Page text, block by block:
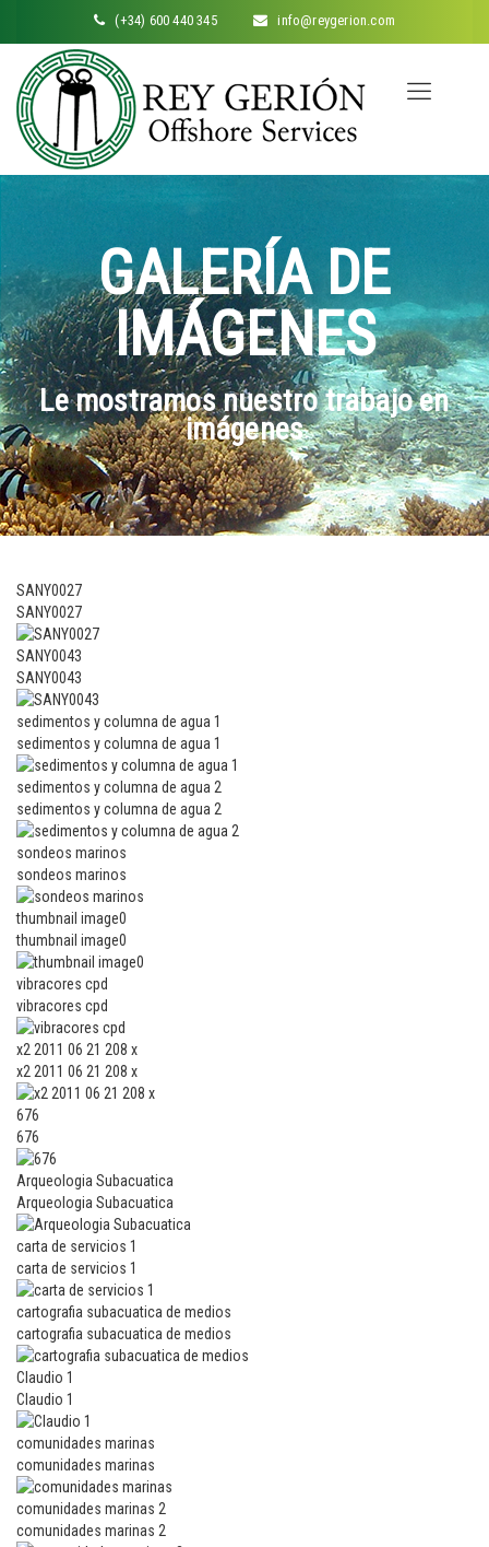
(+34) 600 440 345 info@reygerion.com
GALERÍA DE
IMÁGENES
Le mostramos nuestro trabajo en
imágenes
SANY0027
SANY0027
SANY0043
SANY0043
sedimentos y columna de agua 1
sedimentos y columna de agua 1
sedimentos y columna de agua 2
sedimentos y columna de agua 2
sondeos marinos
sondeos marinos
thumbnail image0
thumbnail image0
vibracores cpd
vibracores cpd
x2 2011 06 21 208 x
x2 2011 06 21 208 x
676
676
Arqueologia Subacuatica
Arqueologia Subacuatica
carta de servicios 1
carta de servicios 1
cartografia subacuatica de medios
cartografia subacuatica de medios
Claudio 1
Claudio 1
comunidades marinas
comunidades marinas
comunidades marinas 2
comunidades marinas 2